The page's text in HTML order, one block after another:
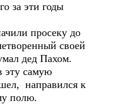
за эти годы
просеку до
своей
дед Пахом.
самую
направился к
полю.